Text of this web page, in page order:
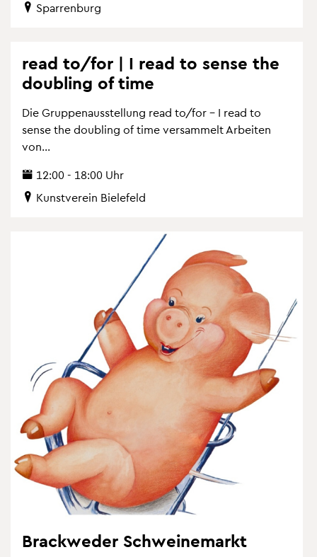
Spar­ren­burg
read to/for | I read to sense the
dou­bling of time
Die Grup­pen­aus­stel­lung read to/for – I read to
sense the dou­bling of time ver­sam­melt Ar­bei­ten
von...
12:00 - 18:00 Uhr
Kunst­ver­ein Bie­le­feld
Brack­we­der Schwei­ne­markt